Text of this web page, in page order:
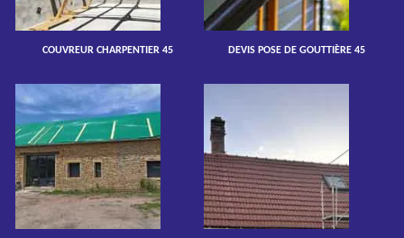
COUVREUR CHARPENTIER 45 DEVIS POSE DE GOUTTIÈRE 45